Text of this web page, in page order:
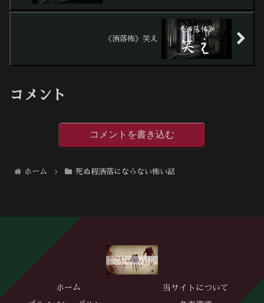
《洒落怖》笑え
コメント
コメントを書き込む
ホーム 死ぬ程洒落にならない怖い話
ホーム 当サイトについて